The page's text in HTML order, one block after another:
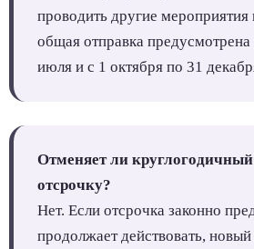
проводить другие мероприятия
общая отправка предусмотрена
июля и с 1 октября по 31
Отменяет ли
отсрочку?
Нет. Если отсрочка законно
продолжает действовать,